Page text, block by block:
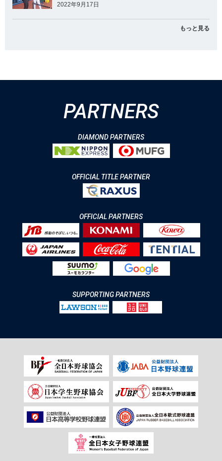
2022年9月17日
もっと見る
PARTNERS
DIAMOND PARTNERS
OFFICIAL TITLE PARTNER
OFFICIAL PARTNERS
SUPPORTING PARTNERS